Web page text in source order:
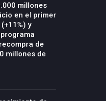
millones
en el primer
y
de
millones de